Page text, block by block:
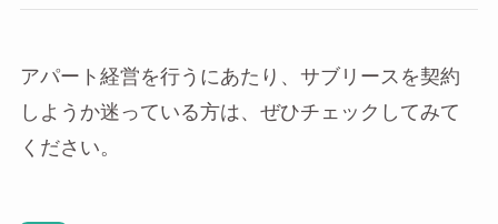
アパート経営を行うにあたり、サブリースを契約
しようか迷っている方は、ぜひチェックしてみて
ください。